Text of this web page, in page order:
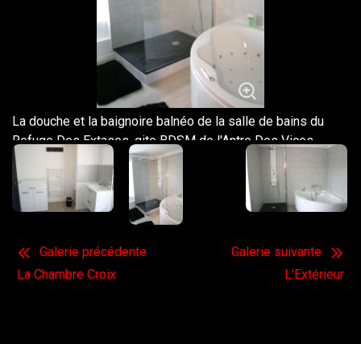
La douche et la baignoire balnéo de la salle de bains du
Refuge Des Extases, gite BDSM de l'Antre Des Vices
proche de Valence
Galerie précédente
La Chambre Croix
Galerie suivante
L'Extérieur